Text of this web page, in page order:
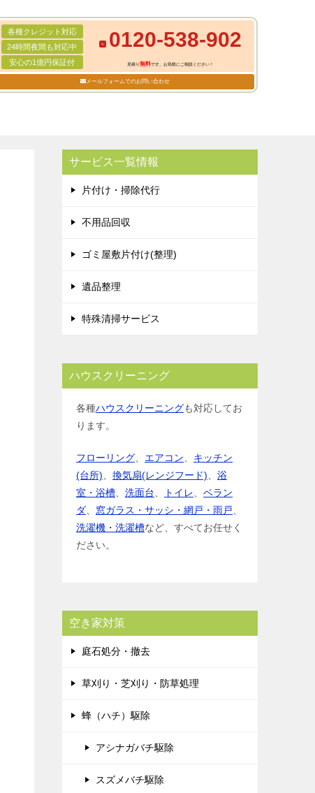
各種クレジット対応
24時間夜間も対応中
安心の1億円保証付
0120-538-902
見積り無料です。お気軽にご相談ください！
メールフォームでのお問い合わせ
サービス一覧情報
片付け・掃除代行
不用品回収
ゴミ屋敷片付け(整理)
遺品整理
特殊清掃サービス
ハウスクリーニング
各種ハウスクリーニングも対応してお
ります。
フローリング エアコン
キッチン
(台所)
換気扇(レンジフード)
浴
室・浴槽
洗面台 トイレ
ベラン
ダ
窓ガラス・サッシ・網戸・雨戸
洗濯機・洗濯槽など、すべてお任せく
ださい。
空き家対策
庭石処分・撤去
草刈り・芝刈り・防草処理
蜂（ハチ）駆除
アシナガバチ駆除
スズメバチ駆除